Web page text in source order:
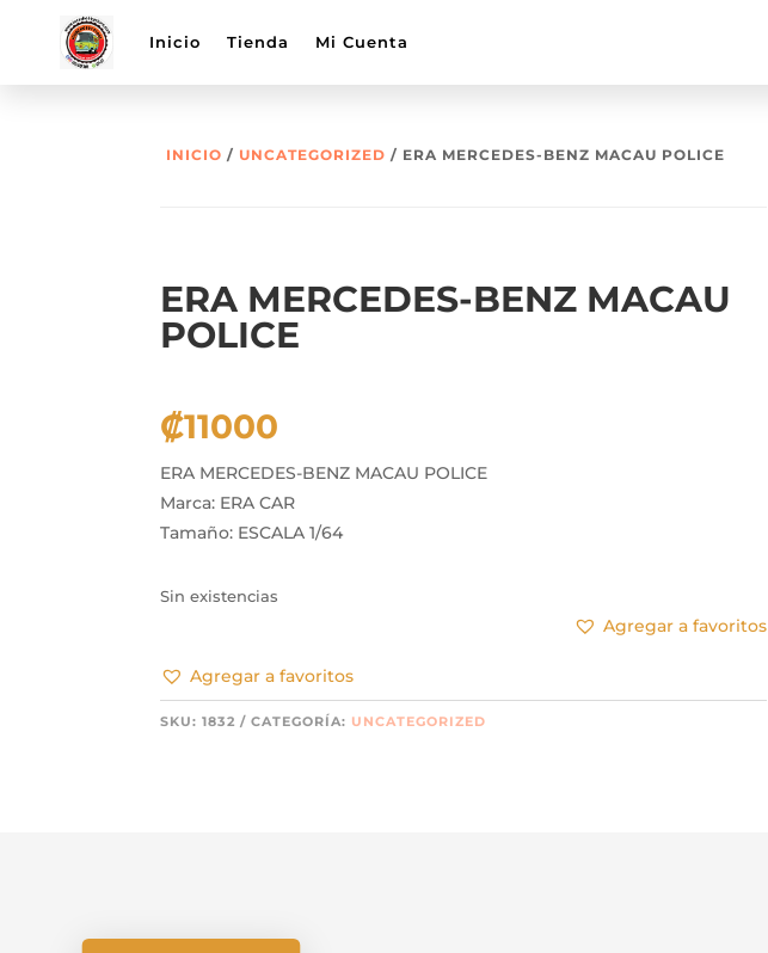
Inicio Tienda Mi Cuenta
INICIO / UNCATEGORIZED / ERA MERCEDES-BENZ MACAU POLICE
ERA MERCEDES-BENZ MACAU
POLICE
₡11000
ERA MERCEDES-BENZ MACAU POLICE
Marca: ERA CAR
Tamaño: ESCALA 1/64
Sin existencias
Agregar a favoritos
Agregar a favoritos
SKU:1832 CATEGORÍA: UNCATEGORIZED